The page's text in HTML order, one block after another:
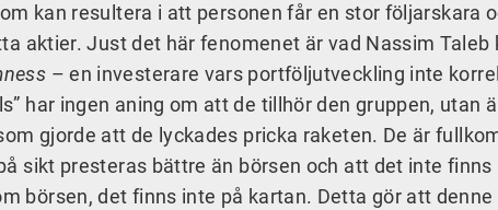
kan resultera i att personen får en stor följarskara
aktier. Just det här fenomenet är vad Nassim Taleb
– en investerare vars portföljutveckling inte
har ingen aning om att de tillhör den gruppen, utan
gjorde att de lyckades pricka raketen. De är
sikt presteras bättre än börsen och att det inte
börsen, det finns inte på kartan. Detta gör att